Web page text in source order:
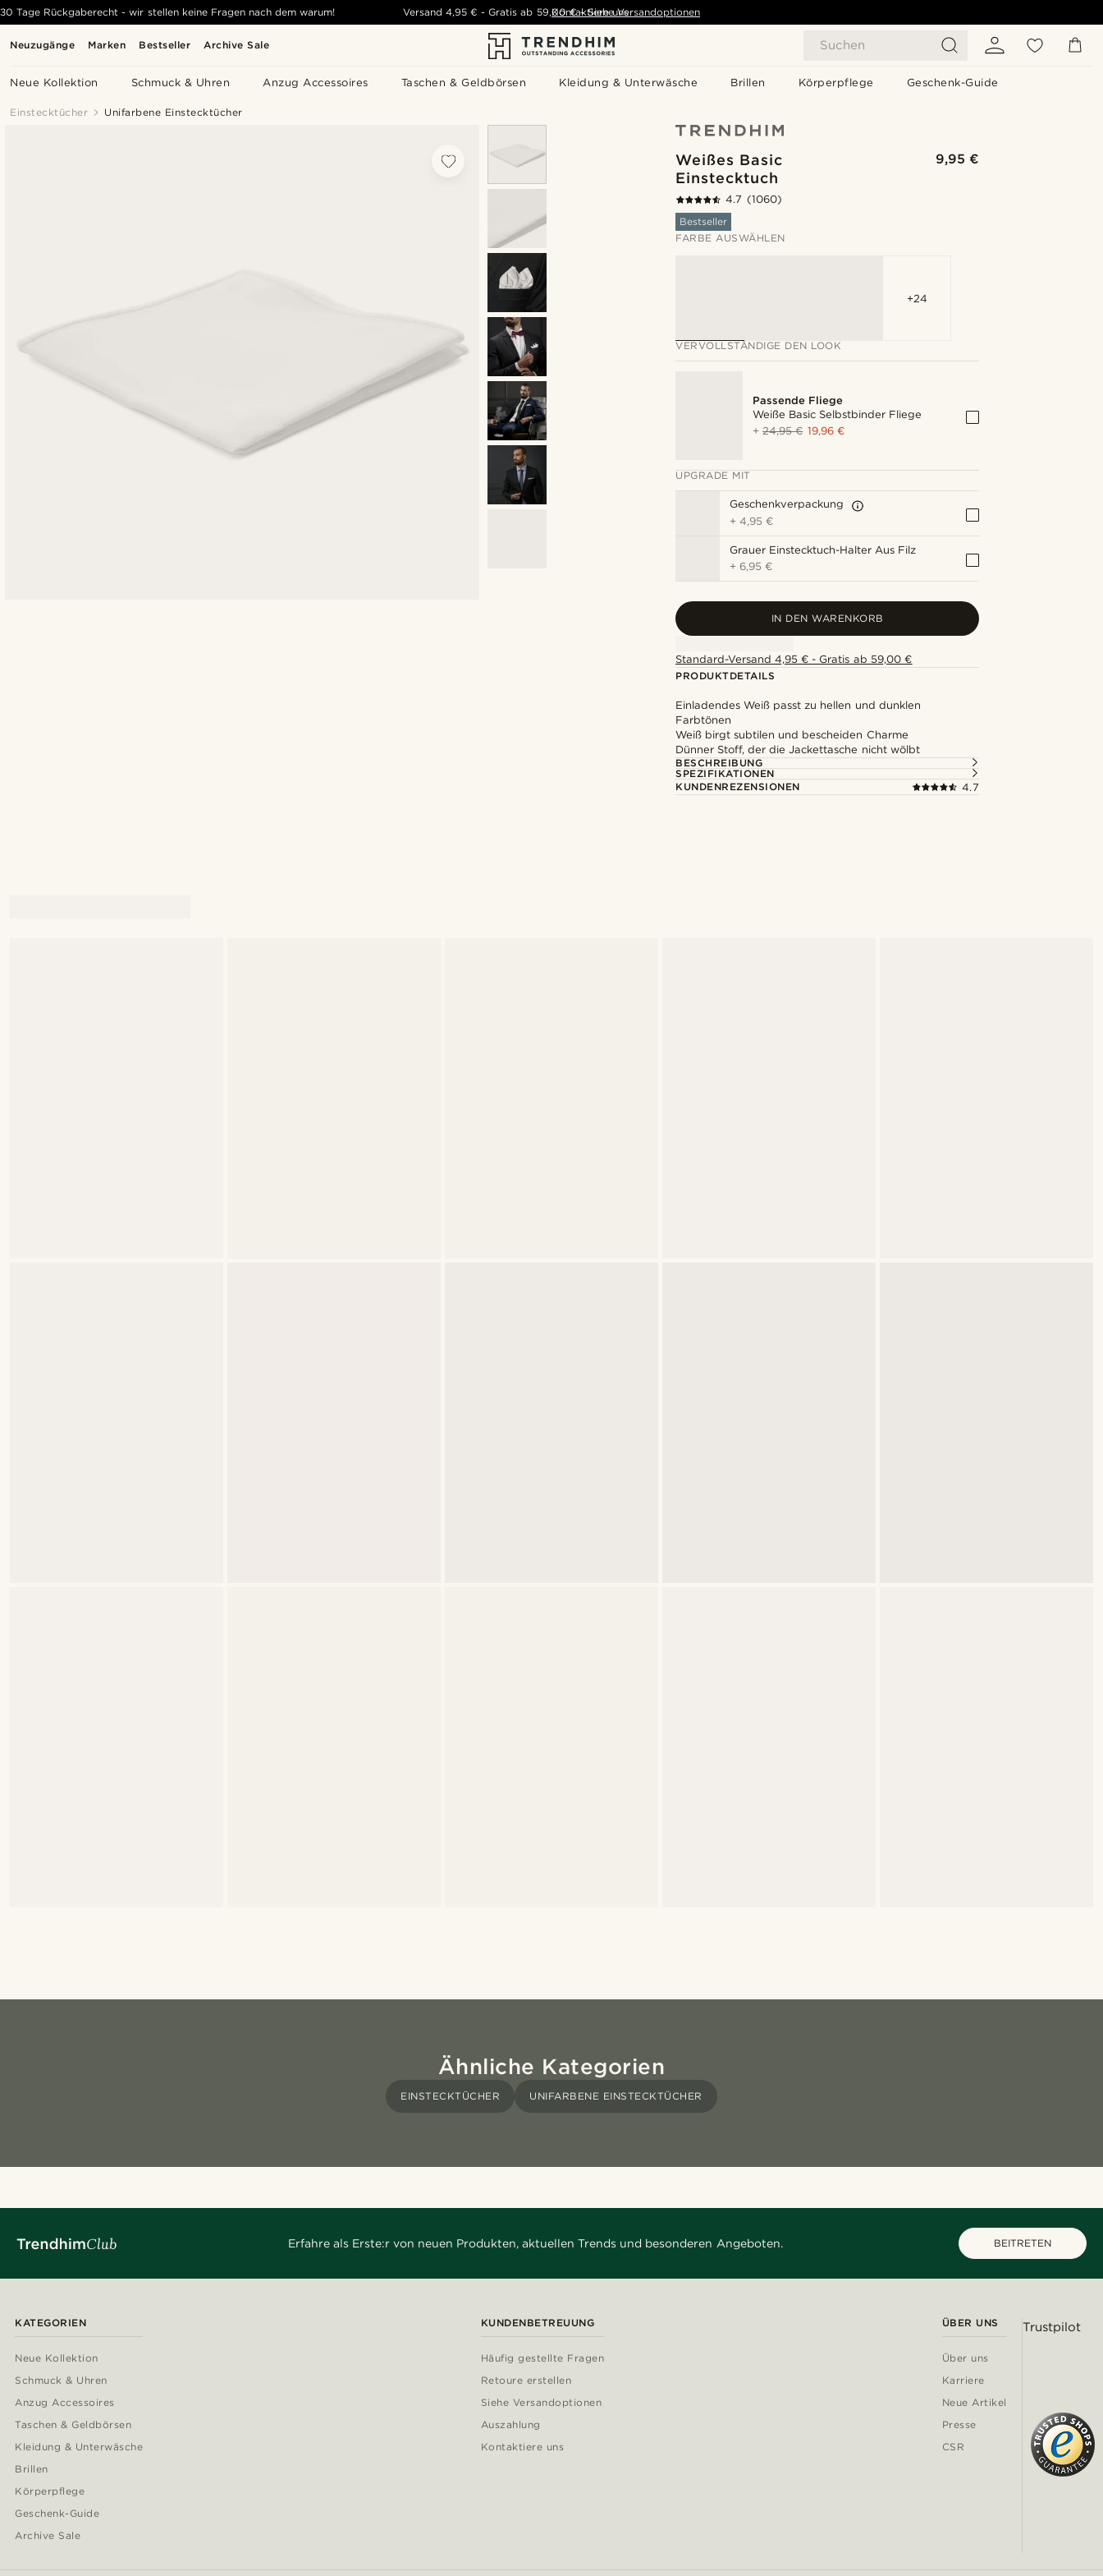
Neuzugänge Marken Bestseller Archive Sale Suchen
Neue Kollektion Schmuck & Uhren Anzug Accessoires Taschen & Geldbörsen Kleidung & Unterwäsche Brillen Körperpflege Geschenk-Guide
30 Tage Rückgaberecht - wir stellen keine Fragen nach dem warum! Versand 4,95 € -Gratis ab 59,00 € - Siehe Versandoptionen
Kontaktiere uns
Einstecktücher Unifarbene Einstecktücher
Weißes Basic
Einstecktuch
9,95 €
4.7 (1060)
Bestseller
FARBE AUSWÄHLEN
+24
VERVOLLSTÄNDIGE DEN LOOK
Passende Fliege
Weiße Basic Selbstbinder Fliege
+24,95 € 19,96 €
UPGRADE MIT
Geschenkverpackung
+4,95 €
Grauer Einstecktuch-Halter Aus Filz
+6,95 €
IN DEN WARENKORB
Standard-Versand 4,95 € - Gratis ab 59,00 €
PRODUKTDETAILS
Einladendes Weiß passt zu hellen und dunklen
Farbtönen
Weiß birgt subtilen und bescheiden Charme
Dünner Stoff, der die Jackettasche nicht wölbt
BESCHREIBUNG
SPEZIFIKATIONEN
KUNDENREZENSIONEN
4.7
Ähnliche Kategorien
EINSTECKTÜCHER UNIFARBENE EINSTECKTÜCHER
Erfahre als Erste:r von neuen Produkten, aktuellen Trends und besonderen Angeboten. BEITRETEN
KATEGORIEN
Neue Kollektion
Schmuck & Uhren
Anzug Accessoires
Taschen & Geldbörsen
Kleidung & Unterwäsche
Brillen
Körperpflege
Geschenk-Guide
Archive Sale
KUNDENBETREUUNG
Häufig gestellte Fragen
Retoure erstellen
Siehe Versandoptionen
Auszahlung
Kontaktiere uns
ÜBER UNS
Über uns
Karriere
Neue Artikel
Presse
CSR
Trustpilot